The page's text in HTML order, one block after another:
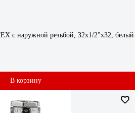
с наружной резьбой, 32x1/2"х32, белый
В корзину